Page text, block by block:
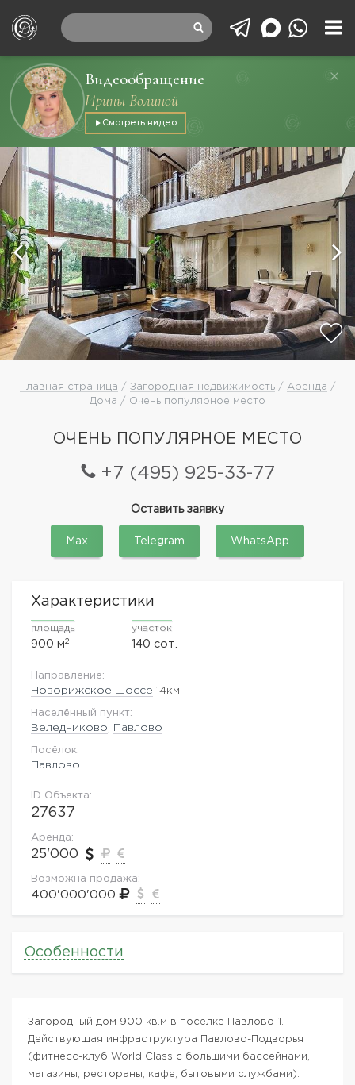
Видеообращение
Ирины Волиной
Смотреть видео
Главная страница / Загородная недвижимость/ Аренда /
Дома / Очень популярное место
ОЧЕНЬ ПОПУЛЯРНОЕ МЕСТО
+7 (495) 925-33-77
Оставить заявку
Max Telegram WhatsApp
Характеристики
площадь
900 м2
участок
140 сот.
Направление:
Новорижское шоссе 14км.
Населённый пункт:
Веледниково Павлово
Посёлок:
Павлово
ID Объекта:
27637
Аренда:
25'000
Возможна продажа:
400'000'000
Особенности
Загородный дом 900 кв.м в поселке Павлово-1.
Действующая инфраструктура Павлово-Подворья
(фитнесс-клуб World Class с большими бассейнами,
магазины, рестораны, кафе, бытовыми службами).